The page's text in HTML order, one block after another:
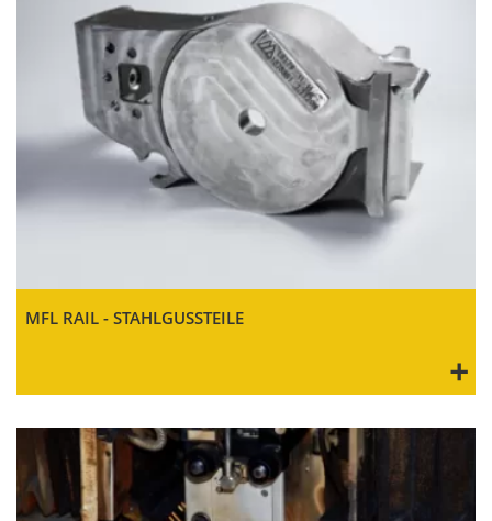
MFL RAIL - STAHLGUSSTEILE
+